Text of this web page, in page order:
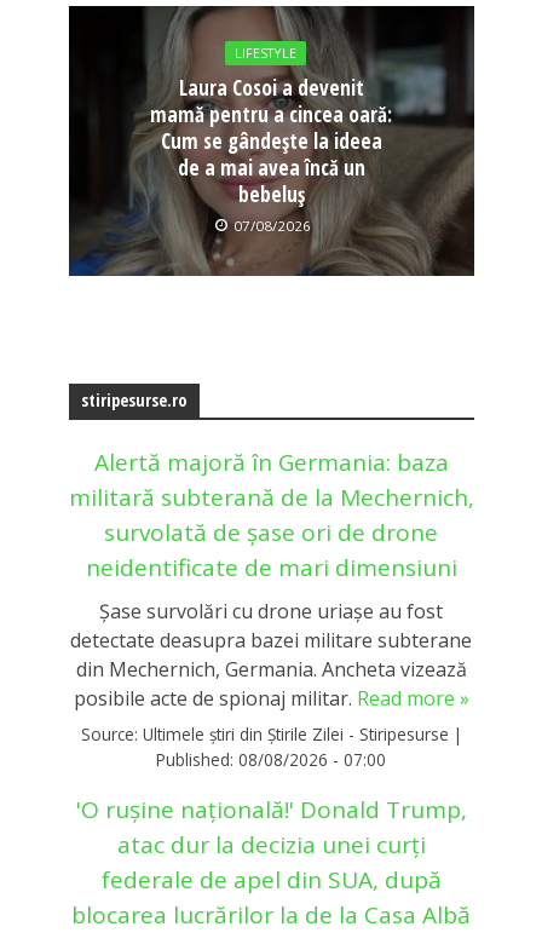
LIFESTYLE
Laura Cosoi a devenit
mamă pentru a cincea oară:
Cum se gândește la ideea
de a mai avea încă un
bebeluș
07/08/2026
stiripesurse.ro
Alertă majoră în Germania: baza
militară subterană de la Mechernich,
survolată de șase ori de drone
neidentificate de mari dimensiuni
Şase survolări cu drone uriașe au fost
detectate deasupra bazei militare subterane
din Mechernich, Germania. Ancheta vizează
posibile acte de spionaj militar. Read more »
Source: Ultimele știri din Știrile Zilei - Stiripesurse |
Published: 08/08/2026 - 07:00
'O rușine națională!' Donald Trump,
atac dur la decizia unei curți
federale de apel din SUA, după
blocarea lucrărilor la de la Casa Albă